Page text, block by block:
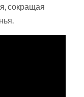
сокращая